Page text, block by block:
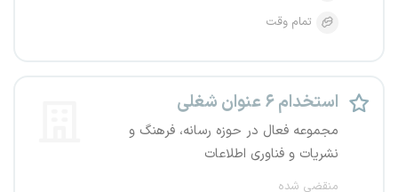
تمام وقت
استخدام ۶ عنوان شغلی
مجموعه فعال در حوزه رسانه، فرهنگ و
نشریات و فناوری اطلاعات
منقضی شده